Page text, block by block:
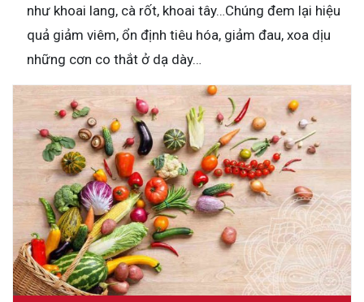
như khoai lang, cà rốt, khoai tây…Chúng đem lại hiệu
quả giảm viêm, ổn định tiêu hóa, giảm đau, xoa dịu
những cơn co thắt ở dạ dày…